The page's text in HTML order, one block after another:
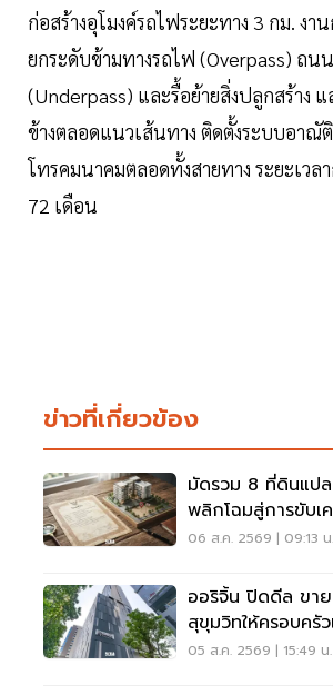
ก่อสร้างอุโมงค์รถไฟระยะทาง 3 กม. งา
ยกระดับข้ามทางรถไฟ (Overpass) ถน
(Underpass) และรื้อย้ายสิ่งปลูกสร้าง แ
ข้างตลอดแนวเส้นทาง ติดตั้งระบบอา
โทรคมนาคมตลอดทั้งสายทาง ระยะเวล
72 เดือน
ข่าวที่เกี่ยวข้อง
มัดรวม 8 ที่ดินแป
พลิกโฉมสู่การขับเ
เมือง
06 ส.ค. 2569 | 09:13 น.
ออริจิ้น ปิดดีล ขาย
สุขุมวิทให้ครอบครั
05 ส.ค. 2569 | 15:49 น.